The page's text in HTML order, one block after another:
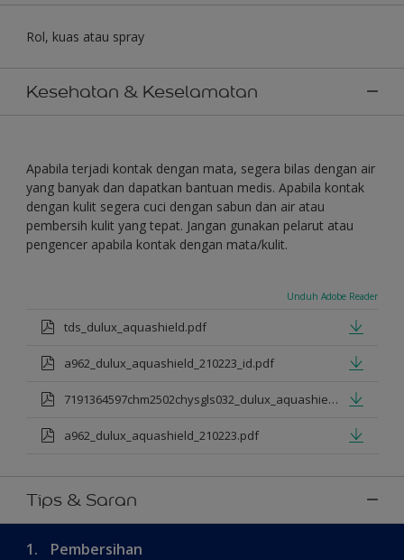
Rol, kuas atau spray
Kesehatan & Keselamatan
Apabila terjadi kontak dengan mata, segera bilas dengan air
yang banyak dan dapatkan bantuan medis. Apabila kontak
dengan kulit segera cuci dengan sabun dan air atau
pembersih kulit yang tepat. Jangan gunakan pelarut atau
pengencer apabila kontak dengan mata/kulit.
Unduh Adobe Reader
tds_dulux_aquashield.pdf
a962_dulux_aquashield_210223_id.pdf
7191364597chm2502chysgls032_dulux_aquashield.pdf
a962_dulux_aquashield_210223.pdf
Tips & Saran
1. Pembersihan